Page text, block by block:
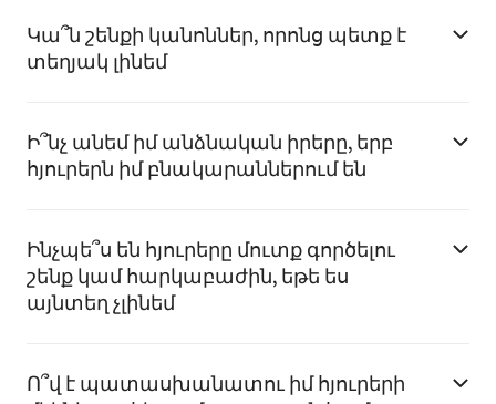
Կա՞ն շենքի կանոններ, որոնց պետք է
տեղյակ լինեմ
Ի՞նչ անեմ իմ անձնական իրերը, երբ
հյուրերն իմ բնակարաններում են
Ինչպե՞ս են հյուրերը մուտք գործելու
շենք կամ հարկաբաժին, եթե ես
այնտեղ չլինեմ
Ո՞վ է պատասխանատու իմ հյուրերի